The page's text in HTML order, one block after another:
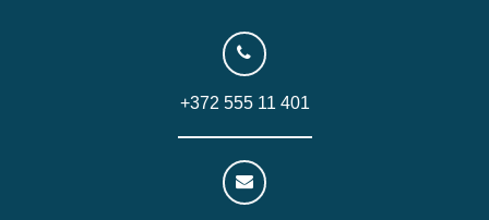
+372 555 11 401